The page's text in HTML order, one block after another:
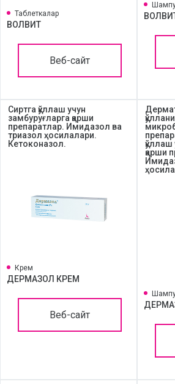
Таблеткалар
ВОЛВИТ
Веб-сайт
Сиртга қўллаш учун
замбуруғларга қарши
препаратлар. Имидазол ва
триазол ҳосилалари.
Кетоконазол.
Крем
ДЕРМАЗОЛ КРЕМ
Веб-сайт
қўллаш
қарши